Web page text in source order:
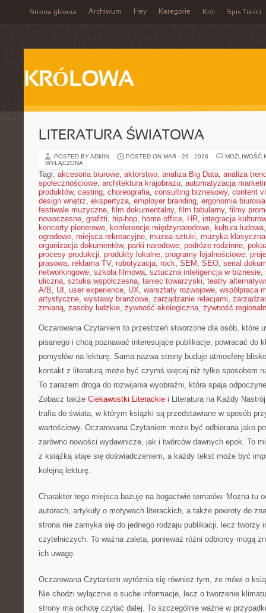
Strona główna Archiwum Hey Kategorie Król Spis Treści
KRÓLOWA
LITERATURA ŚWIATOWA
POSTED BY ADMIN POSTED ON MAR - 29 - 2026
MOŻLIWOŚĆ
WYŁĄCZONA
Tagi: akcesoria biurowe, aktorstwo, analiza Big Data, analiza
społecznościowe, architektura krajobrazu, automatyzacja
produktów, casting, choreografia, consulting biznesowy, content
design wnętrz, ekspertyza, employer branding, ergonomia biurowa
festiwale muzyczne, film dokumentalny, film fabularny, filmy
nowoczesne, grafitti, hip-hop, home office, HR, integracja
koncerty plenerowe, konferencje międzynarodowe, kultura ludowa
ogrodowe, miejsca rekreacyjne, muzea sztuki, muzyka klasyczna
organizacja dokumentów, parki narodowe, podróże rodzinne,
procesy produkcji, produkty lokalne, programy lojalnościowe,
prasowa, reklama TV, robotyzacja, rock, SEM , SEO, serial
networkingowe, szkoła filmowa, sztuczna inteligencja w biznesie,
uliczna, sztuka współczesna, taniec towarzyski, teatry
A/B, UI , user experience, UX, warsztaty rozwojowe, współpraca
artystyczne, wystawy branżowe, zarządzanie relacjami,
zmianą, zasoby ludzkie, żywność ekologiczna, żywność
Oczarowana Czytaniem to przestrzeń stworzone dla osób, które
pisanego i chcą poznawać interesujące publikacje, powracać do
pomysłów na lekturę. Sama nazwa strony buduje atmosferę
kontakt z literaturą może być czymś więcej niż tylko sposobem
To zarazem droga do rozwijania wyobraźni, która spaja
Zobacz także Ciekawostki Literackie i Literatura na Każdy
trafia do świata, w którym książki są przedstawiane w sposób
wartościowy. Oczarowana Czytaniem może być odbierana jako
zarówno nowości wydawnicze, jak i twórców dawnych epok. To
z książką staje się doświadczeniem, a każdy tekst może być
kolejną lekturę.
Charakter tego miejsca bazuje na bogactwie tematów. Można tu
autorach, artykuły o motywach literackich, a także powroty do
strona nie zamyka się do jednego rodzaju publikacji, lecz tworzy
czytelniczych. To ważna zaleta, ponieważ różni odbiorcy mogą
ich uwagę.
Oczarowana Czytaniem wyróżnia się również tym, że mówi o
Nie chodzi wyłącznie o suche informacje, lecz o tworzenie
strony ma ochotę czytać dalej. To szczególnie ważne w